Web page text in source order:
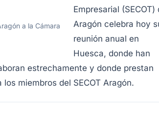
a la Cámara
Empresarial (SECOT)
Aragón celebra hoy
reunión anual en
Huesca, donde han
estrechamente y donde prestan
miembros del SECOT Aragón.